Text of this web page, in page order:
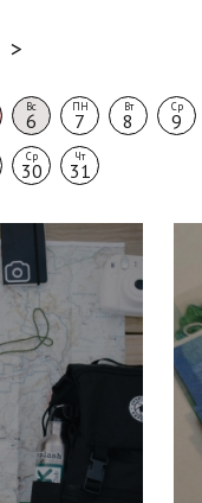
>
Вс
6
ПН
7
Вт
8
Ср
9
Ср
30
Чт
31